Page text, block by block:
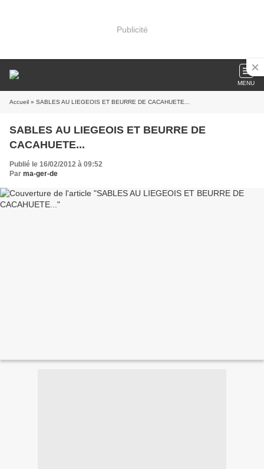
Publicité
MENU
Accueil » SABLES AU LIEGEOIS ET BEURRE DE CACAHUETE...
SABLES AU LIEGEOIS ET BEURRE DE
CACAHUETE...
Publié le 16/02/2012 à 09:52
Par ma-ger-de